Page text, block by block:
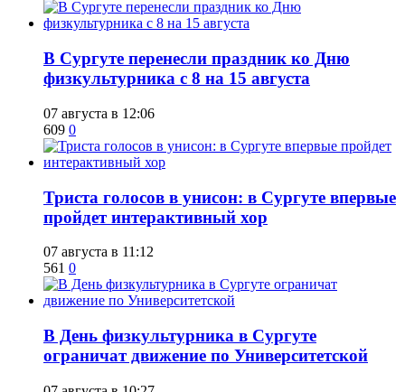
​В Сургуте перенесли праздник ко Дню
физкультурника с 8 на 15 августа
07 августа в 12:06
609 0
​Триста голосов в унисон: в Сургуте впервые
пройдет интерактивный хор
07 августа в 11:12
561 0
​В День физкультурника в Сургуте
ограничат движение по Университетской